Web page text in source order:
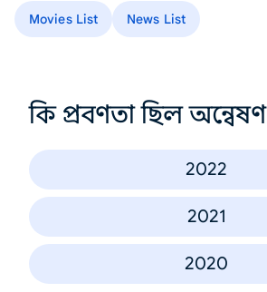
Movies List News List
কি প্রবণতা ছিল অন্বেষণ
2022
2021
2020